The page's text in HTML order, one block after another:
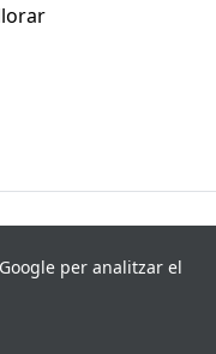
Última
per analitzar el